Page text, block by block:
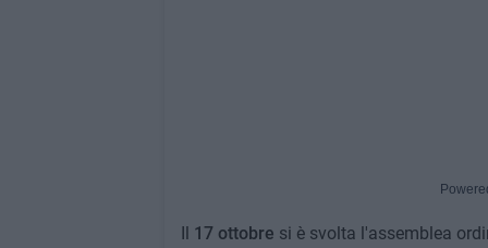
Il 17 ottobre si è svolta l'assemblea